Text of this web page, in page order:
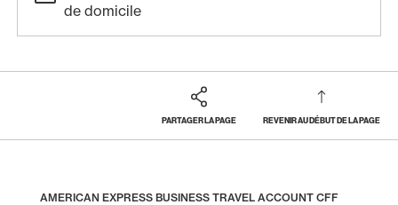
de domicile
PARTAGER LA PAGE REVENIR AU DÉBUT DE LA PAGE
AMERICAN EXPRESS BUSINESS TRAVEL ACCOUNT CFF